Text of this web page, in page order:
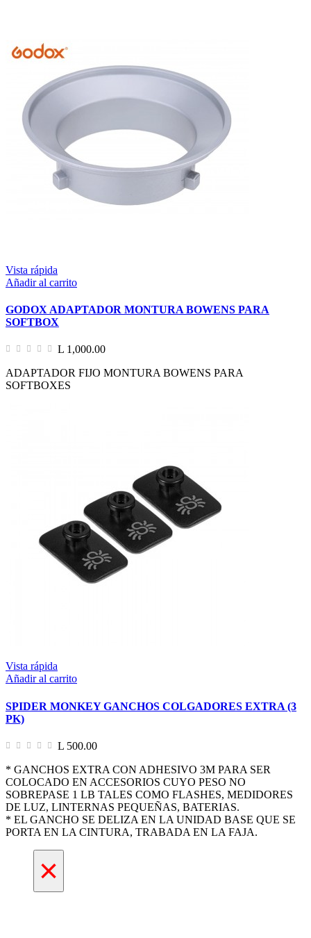
Vista rápida
Añadir al carrito
GODOX ADAPTADOR MONTURA BOWENS PARA
SOFTBOX
L 1,000.00
ADAPTADOR FIJO MONTURA BOWENS PARA
SOFTBOXES
Vista rápida
Añadir al carrito
SPIDER MONKEY GANCHOS COLGADORES EXTRA (3
PK)
L 500.00
* GANCHOS EXTRA CON ADHESIVO 3M PARA SER
COLOCADO EN ACCESORIOS CUYO PESO NO
SOBREPASE 1 LB TALES COMO FLASHES, MEDIDORES
DE LUZ, LINTERNAS PEQUEÑAS, BATERIAS.
* EL GANCHO SE DELIZA EN LA UNIDAD BASE QUE SE
PORTA EN LA CINTURA, TRABADA EN LA FAJA.
×